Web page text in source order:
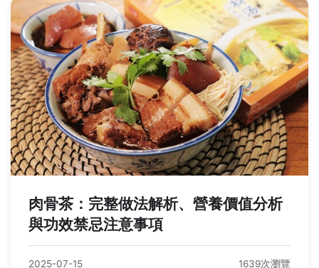
肉骨茶：完整做法解析、營養價值分析
與功效禁忌注意事項
2025-07-15 1639次瀏覽